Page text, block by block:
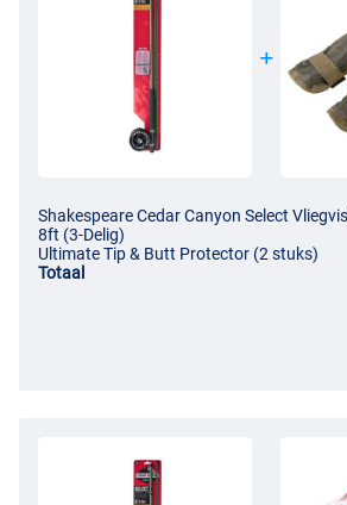
Shakespeare Cedar Canyon Select
8ft (3-Delig)
Ultimate Tip & Butt Protector (2 stuks)
Totaal